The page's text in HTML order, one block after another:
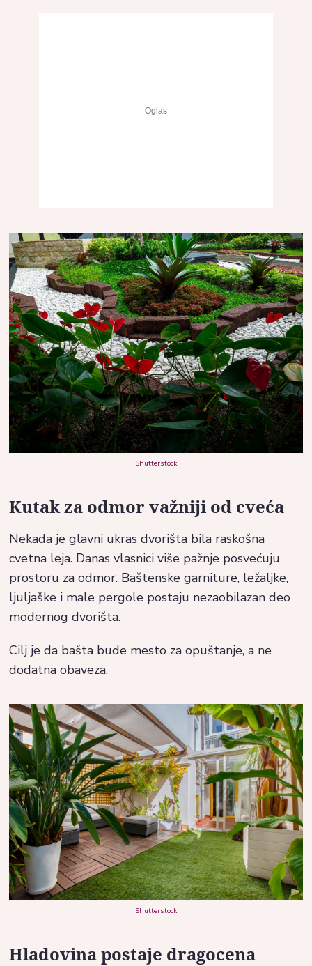
Shutterstock
Kutak za odmor važniji od cveća
Nekada je glavni ukras dvorišta bila raskošna
cvetna leja. Danas vlasnici više pažnje posvećuju
prostoru za odmor. Baštenske garniture, ležaljke,
ljuljaške i male pergole postaju nezaobilazan deo
modernog dvorišta.
Cilj je da bašta bude mesto za opuštanje, a ne
dodatna obaveza.
Shutterstock
Hladovina postaje dragocena